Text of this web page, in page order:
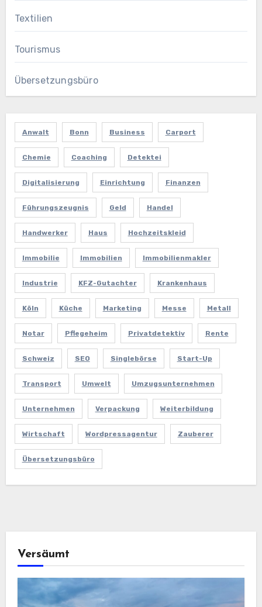
Textilien
Tourismus
Übersetzungsbüro
Anwalt Bonn Business Carport
Chemie Coaching Detektei
Digitalisierung Einrichtung Finanzen
Führungszeugnis Geld Handel
Handwerker Haus Hochzeitskleid
Immobilie Immobilien Immobilienmakler
Industrie KFZ-Gutachter Krankenhaus
Köln Küche Marketing Messe Metall
Notar Pflegeheim Privatdetektiv Rente
Schweiz SEO Singlebörse Start-Up
Transport Umwelt Umzugsunternehmen
Unternehmen Verpackung Weiterbildung
Wirtschaft Wordpressagentur Zauberer
Übersetzungsbüro
Versäumt